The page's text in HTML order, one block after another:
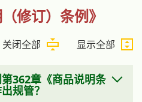
修订）条例》
显示全部
关闭全部
362章《商品说明条
规管？